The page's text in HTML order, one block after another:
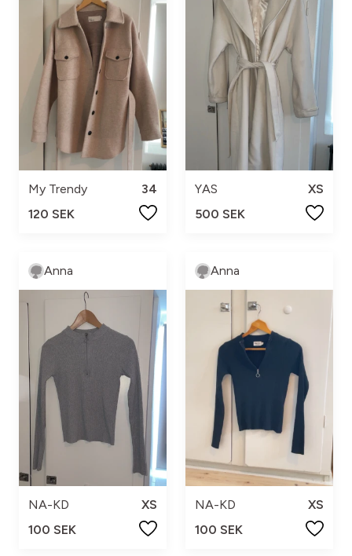
My Trendy
34
120 SEK
YAS
XS
500 SEK
Anna
NA-KD
XS
100 SEK
Anna
NA-KD
XS
100 SEK